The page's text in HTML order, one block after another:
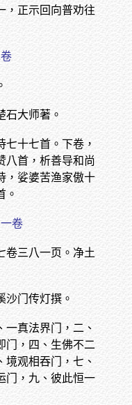
，正示回向普劝往
石大师著。
七十七首。下卷，
八首，析善导和尚
，娑婆苦渔家傲十
。
一卷
卷三八一页。净土
沙门传灯撰。
一真法界门，二、
门，四、生佛不二
境观相吞门，七、
门，九、彼此恒一